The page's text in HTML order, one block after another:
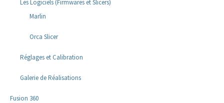
Les Logiciels (Firmwares et Slicers)
Marlin
Orca Slicer
Réglages et Calibration
Galerie de Réalisations
Fusion 360